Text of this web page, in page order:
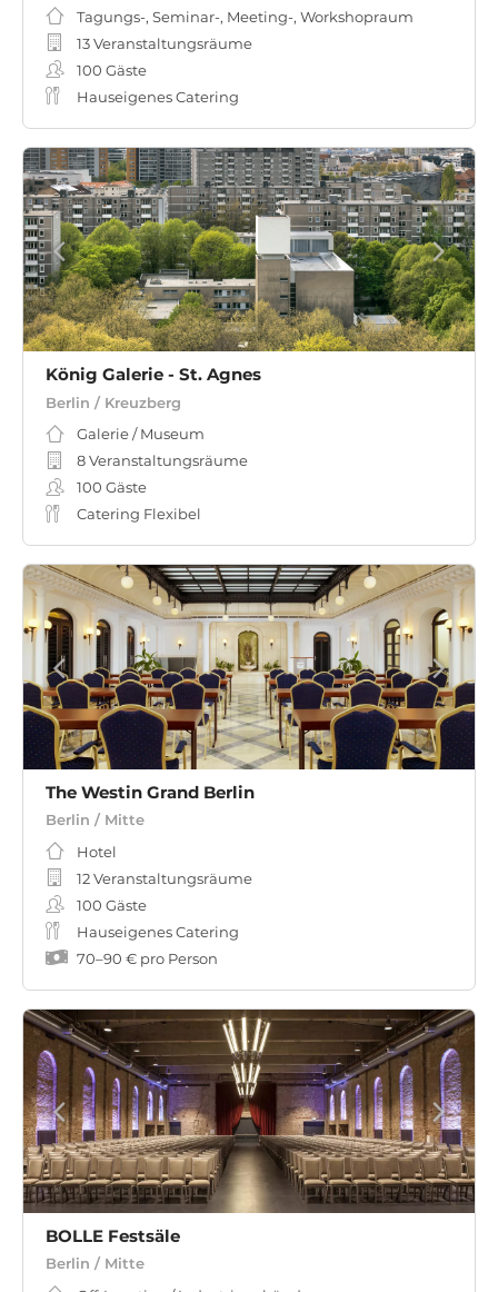
Tagungs-, Seminar-, Meeting-, Workshopraum
13 Veranstaltungsräume
100 Gäste
Hauseigenes Catering
König Galerie - St. Agnes
Berlin / Kreuzberg
Galerie / Museum
8 Veranstaltungsräume
100 Gäste
Catering Flexibel
The Westin Grand Berlin
Berlin / Mitte
Hotel
12 Veranstaltungsräume
100 Gäste
Hauseigenes Catering
70–90 € pro Person
BOLLE Festsäle
Berlin / Mitte